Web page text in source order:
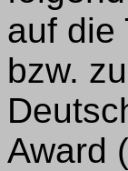
auf die
bzw.
Award